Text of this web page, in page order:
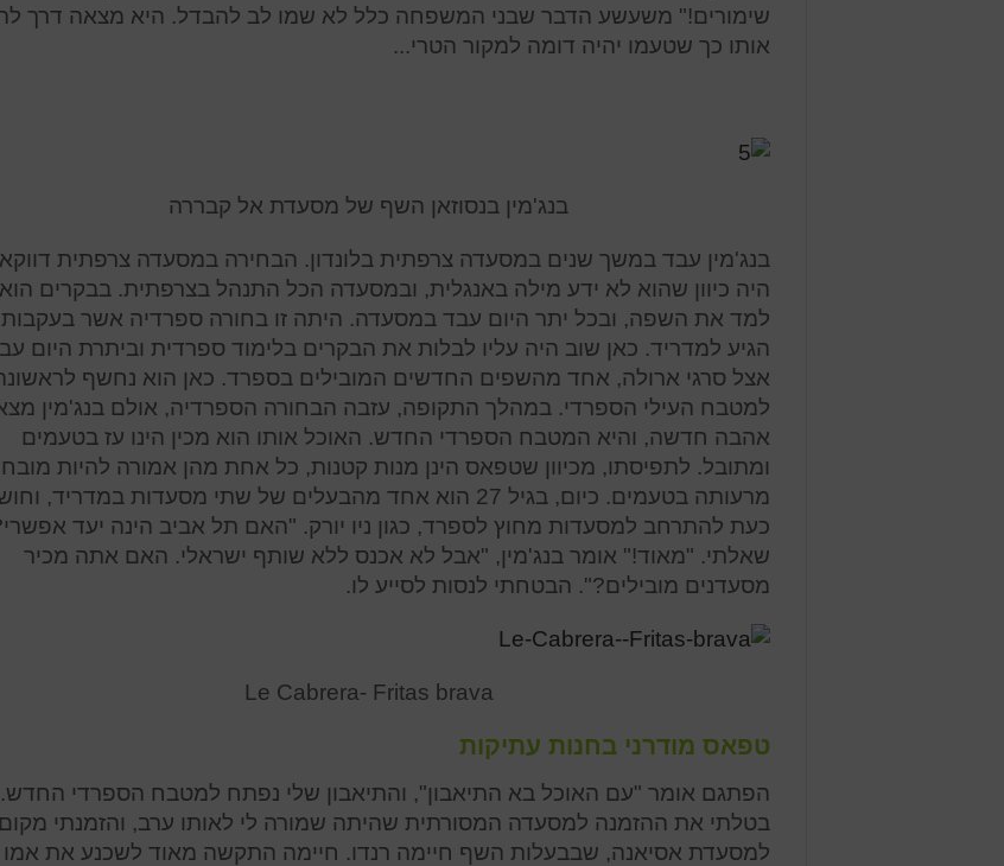
שימורים!" משעשע הדבר שבני המשפחה כלל לא שמו לב להבדל. היא מצאה דרך
אותו כך שטעמו יהיה דומה למקור הטרי...
בנג'מין בנסוזאן השף של מסעדת אל קבררה
בנג'מין עבד במשך שנים במסעדה צרפתית בלונדון. הבחירה במסעדה צרפתית דווקא
היה כיוון שהוא לא ידע מילה באנגלית, ובמסעדה הכל התנהל בצרפתית. בבקרים הוא
למד את השפה, ובכל יתר היום עבד במסעדה. היתה זו בחורה ספרדיה אשר
הגיע למדריד. כאן שוב היה עליו לבלות את הבקרים בלימוד ספרדית וביתרת היום
אצל סרגי ארולה, אחד מהשפים החדשים המובילים בספרד. כאן הוא נחשף
למטבח העילי הספרדי. במהלך התקופה, עזבה הבחורה הספרדיה, אולם בנג'מין
אהבה חדשה, והיא המטבח הספרדי החדש. האוכל אותו הוא מכין הינו עז בטעמים
ומתובל. לתפיסתו, מכיוון שטפאס הינן מנות קטנות, כל אחת מהן אמורה להיות
מרעותה בטעמים. כיום, בגיל 27 הוא אחד מהבעלים של שתי מסעדות במדריד,
כעת להתרחב למסעדות מחוץ לספרד, כגון ניו יורק. "האם תל אביב הינה יעד
שאלתי. "מאוד!" אומר בנג'מין, "אבל לא אכנס ללא שותף ישראלי. האם אתה מכיר
מסעדנים מובילים?". הבטחתי לנסות לסייע לו.
Le Cabrera- Fritas brava
טפאס מודרני בחנות עתיקות
הפתגם אומר "עם האוכל בא התיאבון", והתיאבון שלי נפתח למטבח הספרדי החדש.
בטלתי את ההזמנה למסעדה המסורתית שהיתה שמורה לי לאותו ערב, והזמנתי מקום
למסעדת אסיאנה, שבבעלות השף חיימה רנדו. חיימה התקשה מאוד לשכנע את אמו